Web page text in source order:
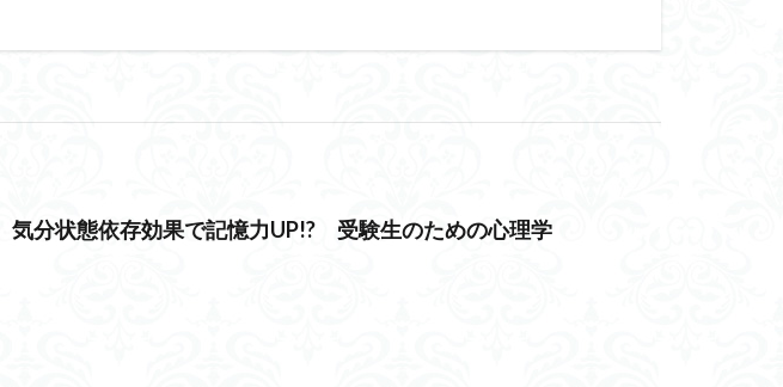
気分状態依存効果で記憶力UP!? 受験生のための心理学